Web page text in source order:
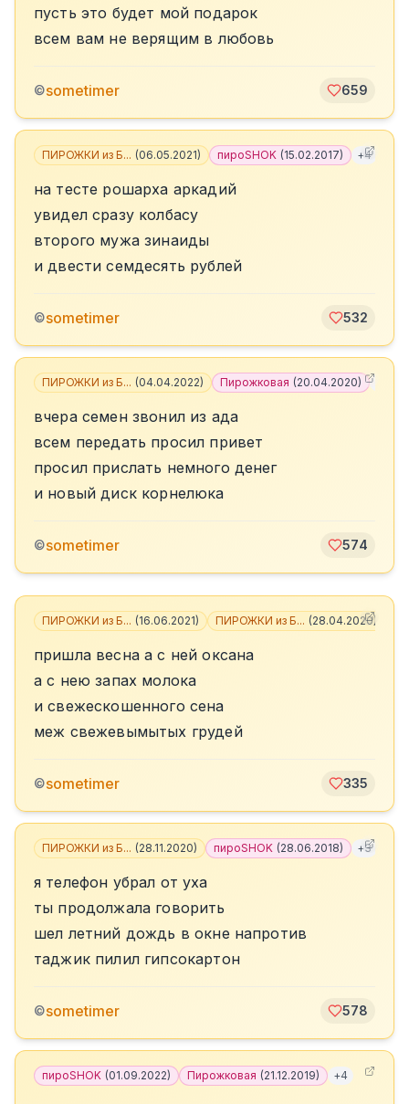
пусть это будет мой подарок
всем вам не верящим в любовь
©sometimer 659
ПИРОЖКИ из Б... (06.05.2021) пироSHOK (15.02.2017) +4
на тесте рошарха аркадий
увидел сразу колбасу
второго мужа зинаиды
и двести семдесять рублей
©sometimer 532
ПИРОЖКИ из Б... (04.04.2022) Пирожковая (20.04.2020)
вчера семен звонил из ада
всем передать просил привет
просил прислать немного денег
и новый диск корнелюка
©sometimer 574
ПИРОЖКИ из Б... (16.06.2021) ПИРОЖКИ из Б... (28.04.2020)
пришла весна а с ней оксана
а с нею запах молока
и свежескошенного сена
меж свежевымытых грудей
©sometimer 335
ПИРОЖКИ из Б... (28.11.2020) пироSHOK (28.06.2018) +3
я телефон убрал от уха
ты продолжала говорить
шел летний дождь в окне напротив
таджик пилил гипсокартон
©sometimer 578
пироSHOK (01.09.2022) Пирожковая (21.12.2019) +4